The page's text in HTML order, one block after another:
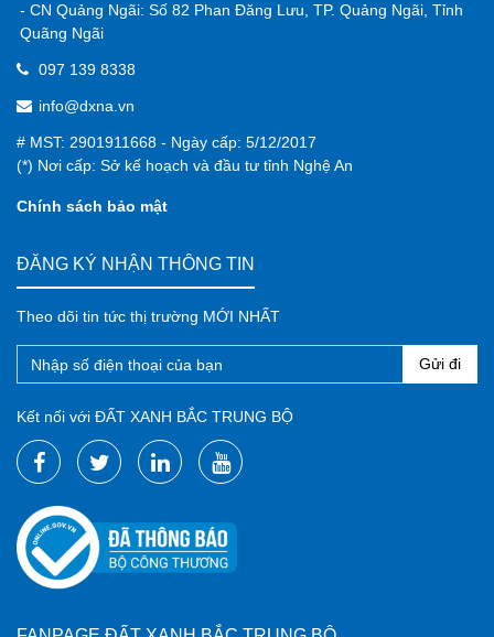
- CN Quảng Ngãi: Số 82 Phan Đăng Lưu, TP. Quảng Ngãi, Tỉnh
Quãng Ngãi
097 139 8338
info@dxna.vn
# MST: 2901911668 - Ngày cấp: 5/12/2017
(*) Nơi cấp: Sở kế hoạch và đầu tư tỉnh Nghệ An
Chính sách bảo mật
ĐĂNG KÝ NHẬN THÔNG TIN
Theo dõi tin tức thị trường MỚI NHẤT
Gửi đi
Kết nối với ĐẤT XANH BẮC TRUNG BỘ